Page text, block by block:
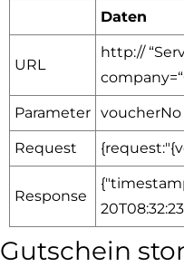
Daten
URL
http://
Parameter voucherNo
Request
Response
Gutschein